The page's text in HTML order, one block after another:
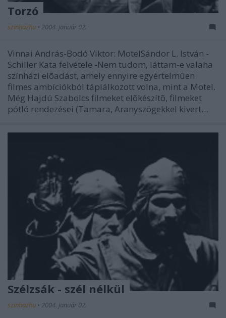
Torzó
szinhazhu • 2004. január 02.
Vinnai András-Bodó Viktor: MotelSándor L. István -
Schiller Kata felvétele -Nem tudom, láttam-e valaha
színházi elõadást, amely ennyire egyértelmûen
filmes ambíciókból táplálkozott volna, mint a Motel.
Még Hajdú Szabolcs filmeket elõkészítõ, filmeket
pótló rendezései (Tamara, Aranyszögekkel kivert…
Szélzsák - szél nélkül
szinhazhu • 2004. január 02.